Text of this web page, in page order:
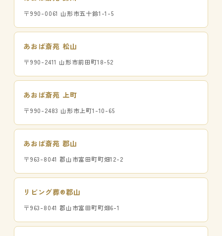
〒990-0061 山形市五十鈴1-1-5
あおば斎苑 松山
〒990-2411 山形市前田町18-52
あおば斎苑 上町
〒990-2483 山形市上町1-10-65
あおば斎苑 郡山
〒963-8041 郡山市富田町町畑12-2
リビング葬®郡山
〒963-8041 郡山市富田町町畑6-1